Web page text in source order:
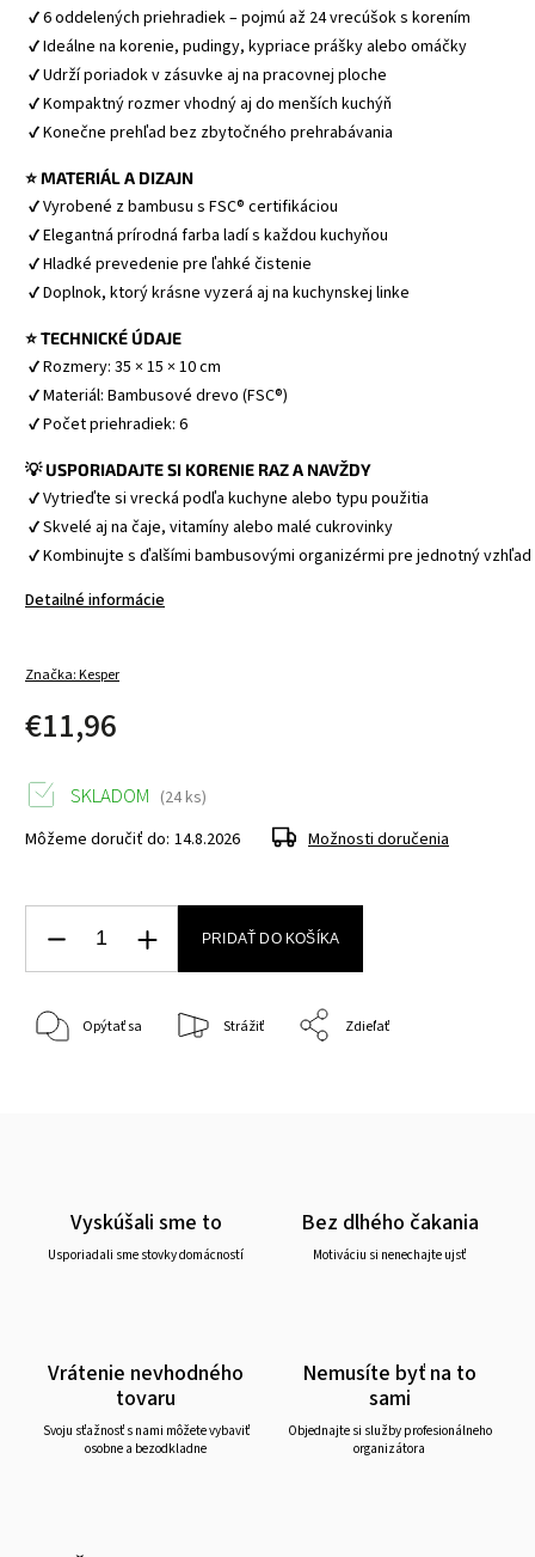
✔ 6 oddelených priehradiek – pojmú až 24 vrecúšok s korením
✔ Ideálne na korenie, pudingy, kypriace prášky alebo omáčky
✔ Udrží poriadok v zásuvke aj na pracovnej ploche
✔ Kompaktný rozmer vhodný aj do menších kuchýň
✔ Konečne prehľad bez zbytočného prehrabávania
⭐ MATERIÁL A DIZAJN
✔ Vyrobené z bambusu s FSC® certifikáciou
✔ Elegantná prírodná farba ladí s každou kuchyňou
✔ Hladké prevedenie pre ľahké čistenie
✔ Doplnok, ktorý krásne vyzerá aj na kuchynskej linke
⭐ TECHNICKÉ ÚDAJE
✔ Rozmery: 35 × 15 × 10 cm
✔ Materiál: Bambusové drevo (FSC®)
✔ Počet priehradiek: 6
💡 USPORIADAJTE SI KORENIE RAZ A NAVŽDY
✔ Vytrieďte si vrecká podľa kuchyne alebo typu použitia
✔ Skvelé aj na čaje, vitamíny alebo malé cukrovinky
✔ Kombinujte s ďalšími bambusovými organizérmi pre jednotný vzhľad
Detailné informácie
Značka:Kesper
€11,96
SKLADOM (24 ks)
Môžeme doručiť do: 14.8.2026 Možnosti doručenia
PRIDAŤ DO KOŠÍKA
Opýtať sa Strážiť Zdieľať
Vyskúšali sme to
Usporiadali sme stovky domácností
Bez dlhého čakania
Motiváciu si nenechajte ujsť
Vrátenie nevhodného
tovaru
Svoju sťažnosť s nami môžete vybaviť
osobne a bezodkladne
Nemusíte byť na to
sami
Objednajte si služby profesionálneho
organizátora